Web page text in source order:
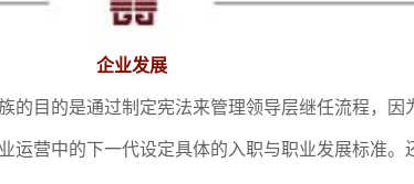
企业发展
的目的是通过制定宪法来管理领导层继任流程，因
营中的下一代设定具体的入职与职业发展标准